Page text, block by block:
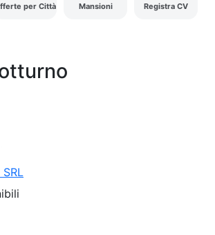
per Città Mansioni Registra CV
SRL